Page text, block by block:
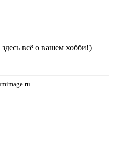
всё о вашем хобби!)